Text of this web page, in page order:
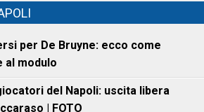
per De Bruyne: ecco come
al modulo
del Napoli: uscita libera
| FOTO